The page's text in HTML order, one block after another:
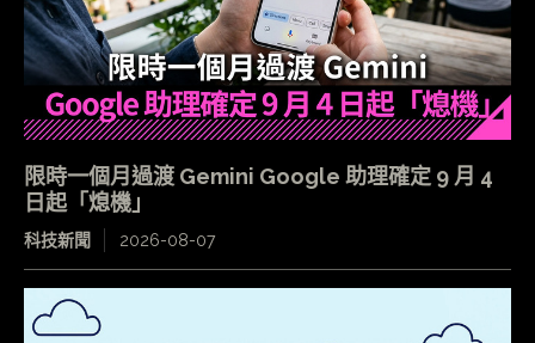
限時一個月過渡 Gemini Google 助理確定 9 月 4
日起「熄機」
科技新聞 2026-08-07